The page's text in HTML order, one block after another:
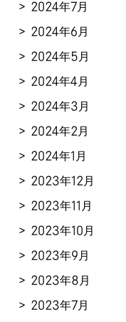
2024年7月
2024年6月
2024年5月
2024年4月
2024年3月
2024年2月
2024年1月
2023年12月
2023年11月
2023年10月
2023年9月
2023年8月
2023年7月